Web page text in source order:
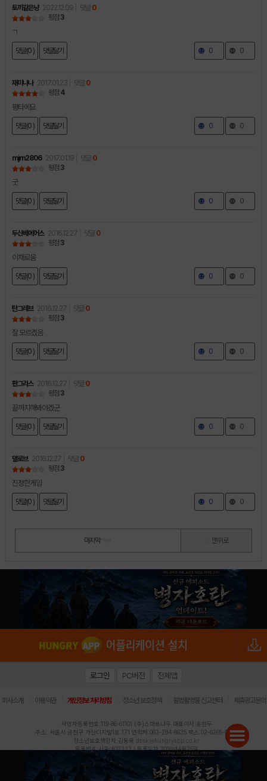
토끼같은냥 2022.12.09 댓글 0
평점 3
ㄱ
댓글(0 ) 댓글달기 0 0
재미나나 2017.01.23 댓글 0
평점 4
평타에요
댓글(0 ) 댓글달기 0 0
mjm2806 2017.01.19 댓글 0
평점 3
굿
댓글(0 ) 댓글달기 0 0
두산베에어스 2016.12.27 댓글 0
평점 3
이채로움
댓글(0 ) 댓글달기 0 0
탄그레브 2016.12.27 댓글 0
평점 3
잘 모르겠음
댓글(0 ) 댓글달기 0 0
판그라스 2016.12.27 댓글 0
평점 3
끝까지해봐야겠군
댓글(0 ) 댓글달기 0 0
델로브 2016.12.27 댓글 0
평점 3
진정한게임
댓글(0 ) 댓글달기 0 0
마지막 맨 위로
로그인 PC버전 전체앱
회사소개 이용약관 개인정보 처리방침 청소년 보호정책 불법촬영물 신고센터 제휴광고문의
사업자등록번호:119-86-61101 (주)스마트나우 대표이사:송현두
주소: 서울시 금천구 가산디지털1로 171 연락처:063-284-8635 팩스:02-6265-0377
청소년보호책임자:김동욱 desk@hungryapp.co.kr
등록번호:서울아02322 | 등록일자:2016년4월25일
발행인:(주)스마트나우 송현두 | 편집인:김동욱
헝그리앱의 콘텐츠 및 기사는 저작권법의 보호를 받으므로, 무단 전재, 복사, 배포 등을 금합니다.